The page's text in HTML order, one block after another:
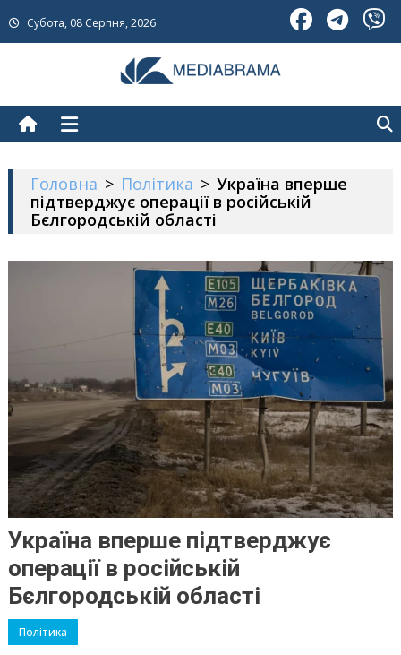
to
Субота, 08 Серпня, 2026
Головна > Політика > Україна вперше
підтверджує операції в російській
Бєлгородській області
Україна вперше підтверджує
операції в російській
Бєлгородській області
Політика